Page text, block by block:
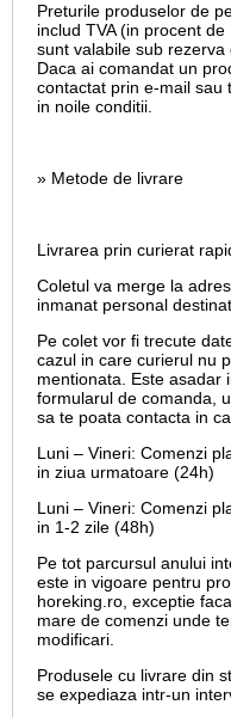
Preturile produselor de
includ TVA (in procent
sunt valabile sub
Daca ai comandat un
contactat prin e-mail sau
in noile conditii.
» Metode de livrare
Livrarea prin curierat
Coletul va merge la
inmanat personal
Pe colet vor fi trecute
cazul in care curierul nu
mentionata. Este asadar
formularul de comanda,
sa te poata contacta in
Luni – Vineri: Comenzi
in ziua urmatoare (24h)
Luni – Vineri: Comenzi
in 1-2 zile (48h)
Pe tot parcursul anului
este in vigoare pentru
horeking.ro, exceptie
mare de comenzi unde
modificari.
Produsele cu livrare din
se expediaza intr-un